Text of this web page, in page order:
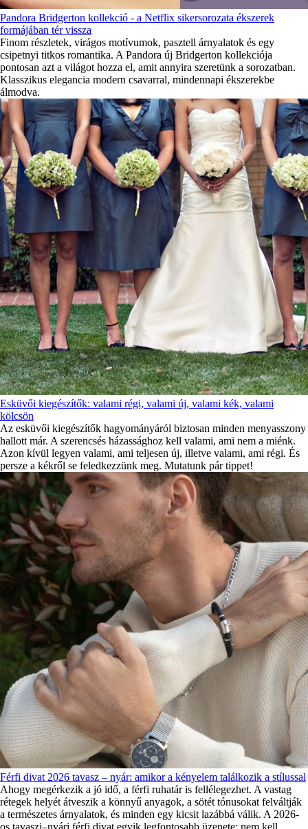
Pandora Bridgerton kollekció - a Netflix sikersorozata ékszerek
formájában tér vissza
Finom részletek, virágos motívumok, pasztell árnyalatok és egy
csipetnyi titkos romantika. A Pandora új Bridgerton kollekciója
pontosan azt a világot hozza el, amit annyira szeretünk a sorozatban.
Klasszikus elegancia modern csavarral, mindennapi ékszerekbe
álmodva.
Esküvői kiegészítők: valami régi, valami új, valami kék, valami
kölcsön
Az esküvői kiegészítők hagyományáról biztosan minden menyasszony
hallott már. A szerencsés házassághoz kell valami, ami nem a miénk.
Azon kívül legyen valami, ami teljesen új, illetve valami, ami régi. És
persze a kékről se feledkezzünk meg. Mutatunk pár tippet!
Férfi divat 2026 tavasz – nyár: amikor a kényelem találkozik a stílussal
Ahogy megérkezik a jó idő, a férfi ruhatár is fellélegezhet. A vastag
rétegek helyét átveszik a könnyű anyagok, a sötét tónusokat felváltják
a természetes árnyalatok, és minden egy kicsit lazábbá válik. A 2026-
os tavaszi–nyári férfi divat egyik legfontosabb üzenete: nem kell